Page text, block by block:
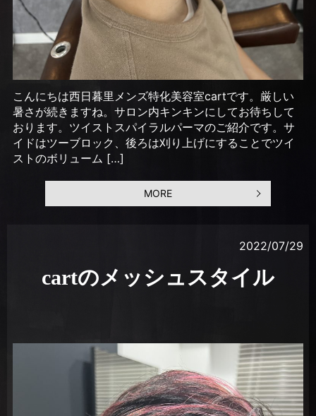
こんにちは西日暮里メンズ特化美容室cartです。厳しい
暑さが続きますね。サロン内キンキンにしてお待ちして
おります。ツイストスパイラルパーマのご紹介です。サ
イドはツーブロック、後ろは刈り上げにすることでツイ
ストのボリューム […]
MORE
2022/07/29
cartのメッシュスタイル